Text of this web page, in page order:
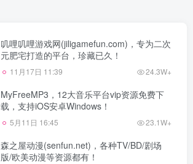
叽哩叽哩游戏网(jiligamefun.com)，专为二次
元肥宅打造的平台，珍藏已久！
11月17日 11:39 24.3W+
MyFreeMP3，12大音乐平台vip资源免费下
载，支持iOS安卓Windows！
5月11日 16:45 23.1W+
森之屋动漫(senfun.net)，各种TV/BD/剧场
版/欧美动漫等资源都有！